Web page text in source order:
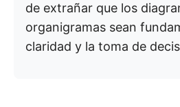
de extrañar que los
organigramas sean
claridad y la toma de